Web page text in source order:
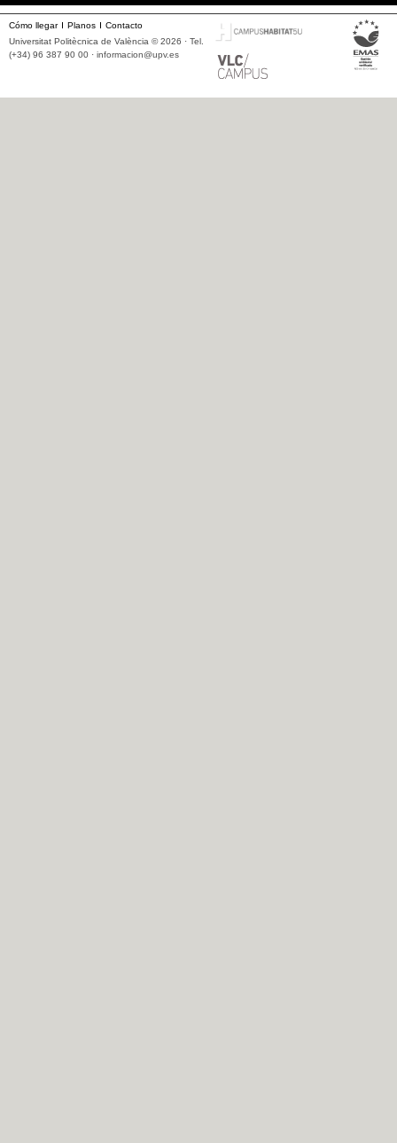
Cómo llegar Planos
Contacto
Universitat Politècnica de València © 2026 · Tel.
(+34) 96 387 90 00 · informacion@upv.es